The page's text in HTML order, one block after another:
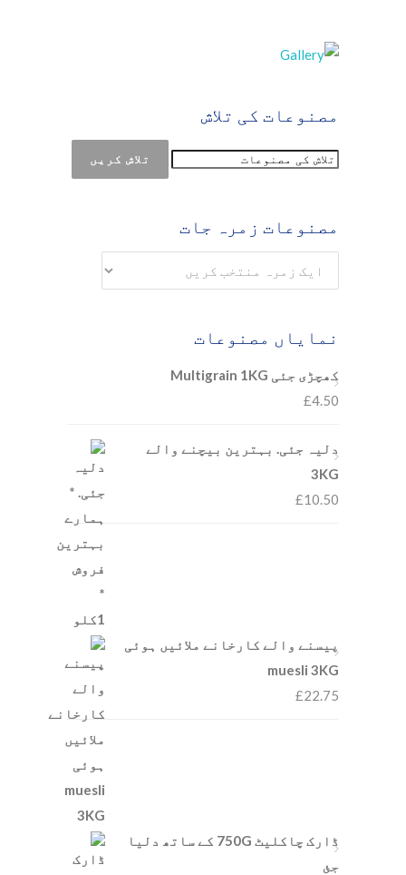
مصنوعات کی تلاش
تلاش کریں
مصنوعات زمرہ جات
نمایاں مصنوعات
کھچڑی جئی Multigrain 1KG
£4.50
دلیہ جئی. بہترین بیچنے والے
3KG
£10.50
پیسنے والے کارخانے ملائیں ہوئی
muesli 3KG
£22.75
ڈارک چاکلیٹ 750G کے ساتھ دلیا
جئ